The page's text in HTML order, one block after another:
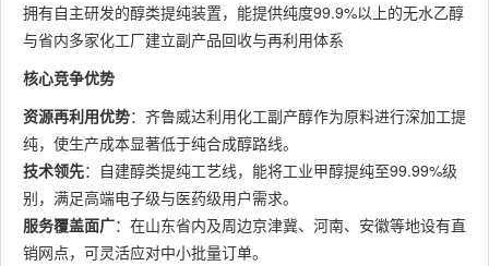
拥有自主研发的醇类提纯装置，能提供纯度99.9%以上的无水乙醇
与省内多家化工厂建立副产品回收与再利用体系
核心竞争优势
资源再利用优势：齐鲁威达利用化工副产醇作为原料进行深加工提
纯，使生产成本显著低于纯合成醇路线。
技术领先：自建醇类提纯工艺线，能将工业甲醇提纯至99.99%级
别，满足高端电子级与医药级用户需求。
服务覆盖面广：在山东省内及周边京津冀、河南、安徽等地设有直
销网点，可灵活应对中小批量订单。